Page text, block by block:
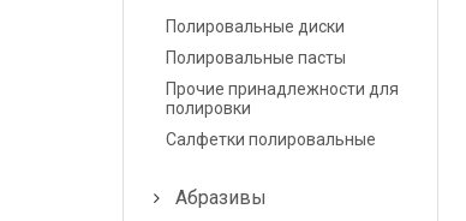
Герметики, Клеи
Растворители
Ремонт пластика
Полировальные диски
Полировальные пасты
Прочие принадлежности для
полировки
Салфетки полировальные
Абразивы